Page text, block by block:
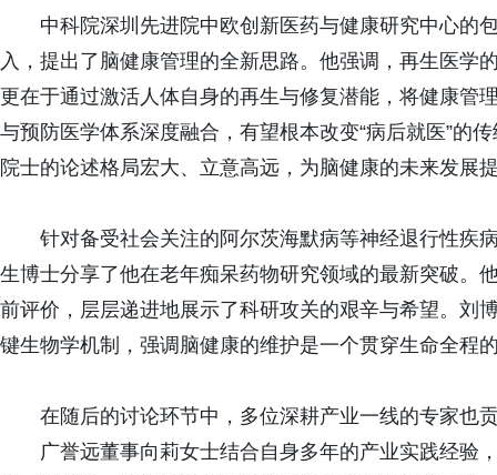
中科院深圳先进院中欧创新医药与健康研究中心的
入，提出了脑健康管理的全新思路。他强调，再生医学
更在于通过激活人体自身的再生与修复潜能，将健康管
与预防医学体系深度融合，有望根本改变“病后就医”的
院士的论述格局宏大、立意高远，为脑健康的未来发展
针对备受社会关注的阿尔茨海默病等神经退行性疾
生博士分享了他在老年痴呆药物研究领域的最新突破。
前评价，层层递进地展示了科研攻关的艰辛与希望。刘
键生物学机制，强调脑健康的维护是一个贯穿生命全程
在随后的讨论环节中，多位深耕产业一线的专家也
广誉远董事向莉女士结合自身多年的产业实践经验